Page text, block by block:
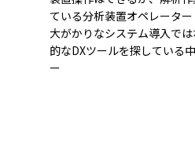
ている分析装置オペレーター
大がかりなシステム導入で
的なDXツールを探している
ー